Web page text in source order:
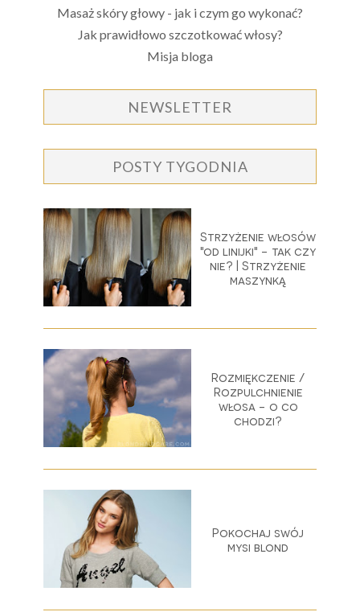
Masaż skóry głowy - jak i czym go wykonać?
Jak prawidłowo szczotkować włosy?
Misja bloga
NEWSLETTER
POSTY TYGODNIA
Strzyżenie włosów
"od linijki" - tak czy
nie? | Strzyżenie
maszynką
Rozmiękczenie /
Rozpulchnienie
włosa - o co
chodzi?
Pokochaj swój
mysi blond